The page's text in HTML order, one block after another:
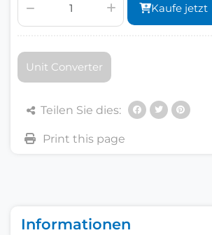
Kaufe jetzt
Unit Converter
Teilen Sie dies:
Informationen